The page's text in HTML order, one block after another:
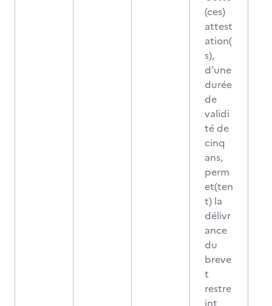
(ces)
attest
ation(
s),
d’une
durée
de
validi
té de
cinq
ans,
perm
et(ten
t) la
délivr
ance
du
breve
t
restre
int